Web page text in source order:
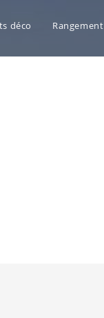
déco Rangement